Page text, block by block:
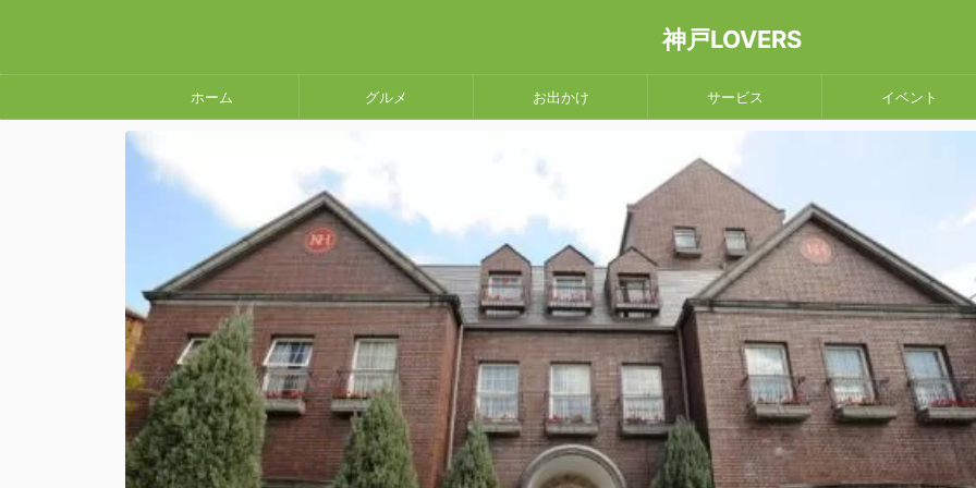
神戸LOVERS
ホーム グルメ お出かけ サービス イベント